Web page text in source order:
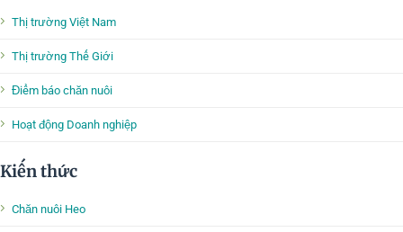
Thị trường Việt Nam
Thị trường Thế Giới
Điểm báo chăn nuôi
Hoạt động Doanh nghiệp
Kiến thức
Chăn nuôi Heo